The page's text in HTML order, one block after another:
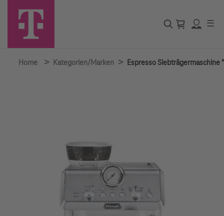
☰
Home > Kategorien/Marken > Espresso Siebträgermaschine